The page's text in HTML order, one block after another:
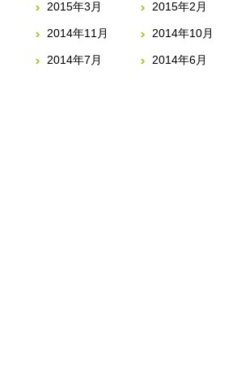
2015年3月 2015年2月
2014年11月 2014年10月
2014年7月 2014年6月